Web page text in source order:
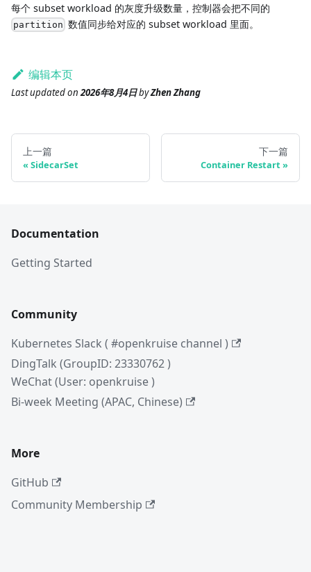
每个 subset workload 的灰度升级数量，控制器会把不同的
partition 数值同步给对应的 subset workload 里面。
编辑本页
Last updatedon2026年8月4日byZhen Zhang
上一篇
SidecarSet
下一篇
Container Restart
Documentation
Getting Started
Community
Kubernetes Slack ( #openkruise channel )
DingTalk (GroupID: 23330762 )
WeChat (User: openkruise )
Bi-week Meeting (APAC, Chinese)
More
GitHub
Community Membership